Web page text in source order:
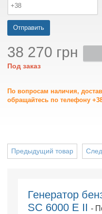
Отправить
38 270 грн
Под заказ
По вопросам наличия,
обращайтесь по телефону
Предыдущий товар
Генератор
SC 6000 E ІІ -